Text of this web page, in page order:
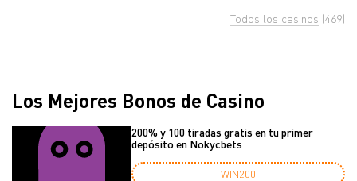
Todos los casinos (469)
Los Mejores Bonos de Casino
200% y 100 tiradas gratis en tu primer
depósito en Nokycbets
WIN200